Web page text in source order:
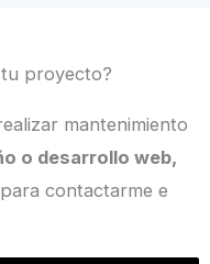
tu proyecto?
mantenimiento
o desarrollo web,
contactarme e